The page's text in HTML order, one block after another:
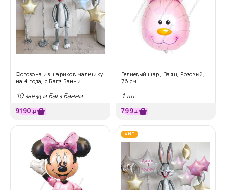
Фотозона из шариков мальчику
на 4 года, с Багз Банни
10 звезд и Багз Банни
9190 ₽
Гелиевый шар , Заяц, Розовый,
76 см.
1 шт.
799₽
ХИТ